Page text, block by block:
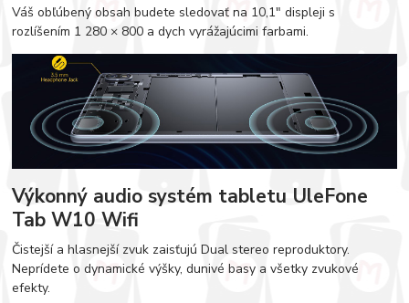
Váš obľúbený obsah budete sledovať na 10,1" displeji s
rozlíšením 1 280 × 800 a dych vyrážajúcimi farbami.
Výkonný audio systém tabletu UleFone
Tab W10 Wifi
Čistejší a hlasnejší zvuk zaisťujú Dual stereo reproduktory.
Neprídete o dynamické výšky, dunivé basy a všetky zvukové
efekty.